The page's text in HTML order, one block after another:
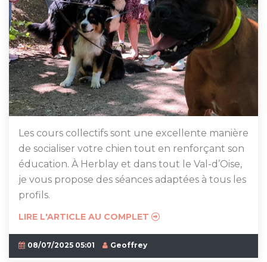
Les cours collectifs sont une excellente manière
de socialiser votre chien tout en renforçant son
éducation. À Herblay et dans tout le Val-d’Oise,
je vous propose des séances adaptées à tous les
profils.
LIRE L'ARTICLE AU COMPLET
08/07/2025 05:01 Geoffrey